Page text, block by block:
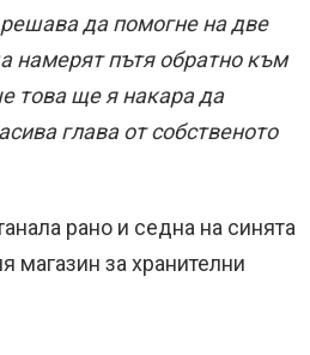
да помогне на две
намерят пътя обратно към
това ще я накара да
глава от собственото
рано и седна на синята
магазин за хранителни